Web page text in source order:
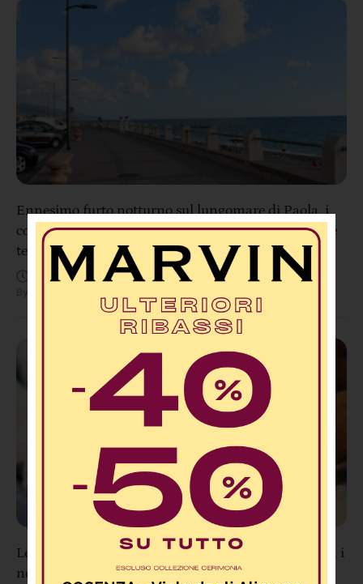
Ennesimo furto notturno sul lungomare di Paola, i
commercianti alzano la voce: «Vogliamo sapere se le
telecamere funzionano»
Agosto 5, 5:53 PM
Lettere 2.0: “Annunziata: Personale eccezionale, ma i
neo-papà meritano più considerazione” – La